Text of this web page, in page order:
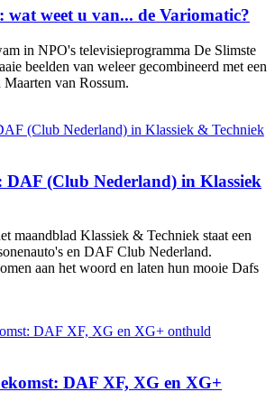
wat weet u van... de Variomatic?
in NPO's televisieprogramma De Slimste
beelden van weleer gecombineerd met een
van Rossum.
DAF (Club Nederland) in Klassiek
maandblad Klassiek & Techniek staat een
en DAF Club Nederland.
aan het woord en laten hun mooie Dafs
DAF XF, XG en XG+